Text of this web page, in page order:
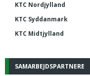
KTC Nordjylland
KTC Syddanmark
KTC Midtjylland
SAMARBEJDSPARTNERE